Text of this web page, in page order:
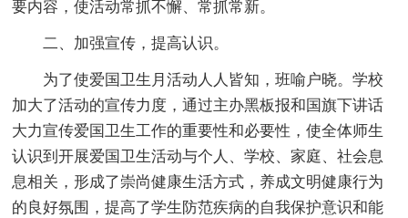
要内容，使活动常抓不懈、常抓常新。
二、加强宣传，提高认识。
为了使爱国卫生月活动人人皆知，班喻户晓。学校
加大了活动的宣传力度，通过主办黑板报和国旗下讲话
大力宣传爱国卫生工作的重要性和必要性，使全体师生
认识到开展爱国卫生活动与个人、学校、家庭、社会息
息相关，形成了崇尚健康生活方式，养成文明健康行为
的良好氛围，提高了学生防范疾病的自我保护意识和能